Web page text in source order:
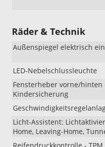
Räder & Technik
Außenspiegel elektrisch
LED-Nebelschlussleuchte
Fensterheber vorne/
Kindersicherung
Licht-Assistent:
Home, Leaving-Home,
Reifendruckkontrolle -